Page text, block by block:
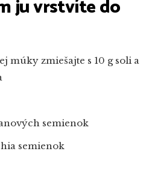
ju vrstvíte do
múky zmiešajte s 10 g soli a
semienok
semienok